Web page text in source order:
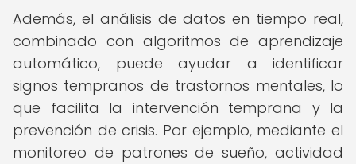
Además, el análisis de datos en tiempo real,
combinado con algoritmos de aprendizaje
automático, puede ayudar a identificar
signos tempranos de trastornos mentales, lo
que facilita la intervención temprana y la
prevención de crisis. Por ejemplo, mediante el
monitoreo de patrones de sueño, actividad